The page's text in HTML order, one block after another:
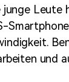
Leute
und